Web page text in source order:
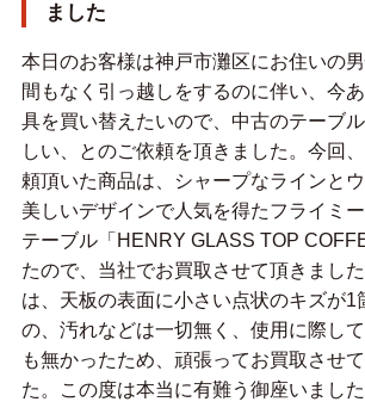
ました
本日のお客様は神戸市灘区にお住いの男
間もなく引っ越しをするのに伴い、今
具を買い替えたいので、中古のテーブ
しい、とのご依頼を頂きました。今回
頼頂いた商品は、シャープなラインと
美しいデザインで人気を得たフライミ
テーブル「HENRY GLASS TOP
たので、当社でお買取させて頂きまし
は、天板の表面に小さい点状のキズが1
の、汚れなどは一切無く、使用に際し
も無かったため、頑張ってお買取させ
た。この度は本当に有難う御座いまし